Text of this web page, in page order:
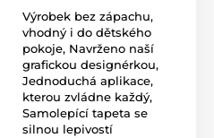
přilnavostí, které zajišťuje
technologii tisku jsou velmi
x výška v cm):
Výrobek bez zápachu,
vhodný i do dětského
pokoje, Navrženo naší
grafickou designérkou,
Jednoduchá aplikace,
kterou zvládne každý,
Samolepící tapeta se
silnou lepivostí